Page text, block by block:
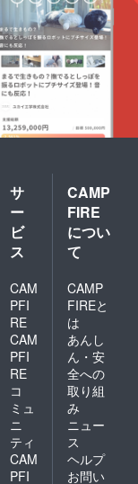
サ
ー
ビ
ス
CAM
PFI
RE
CAM
PFI
RE
コ
ミュ
ニ
ティ
CAM
PFI
CAMP
FIRE
につい
て
CAMP
FIREと
は
あんし
ん・安
全への
取り組
み
ニュー
ス
ヘルプ
お問い